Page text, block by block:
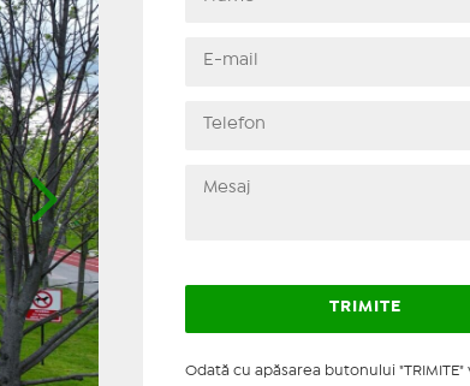
Odată cu apăsarea butonului "TRIMITE"